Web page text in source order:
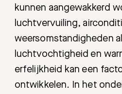
kunnen aangewakkerd
luchtvervuiling,
weersomstandigheden
luchtvochtigheid en
erfelijkheid kan een
ontwikkelen. In het